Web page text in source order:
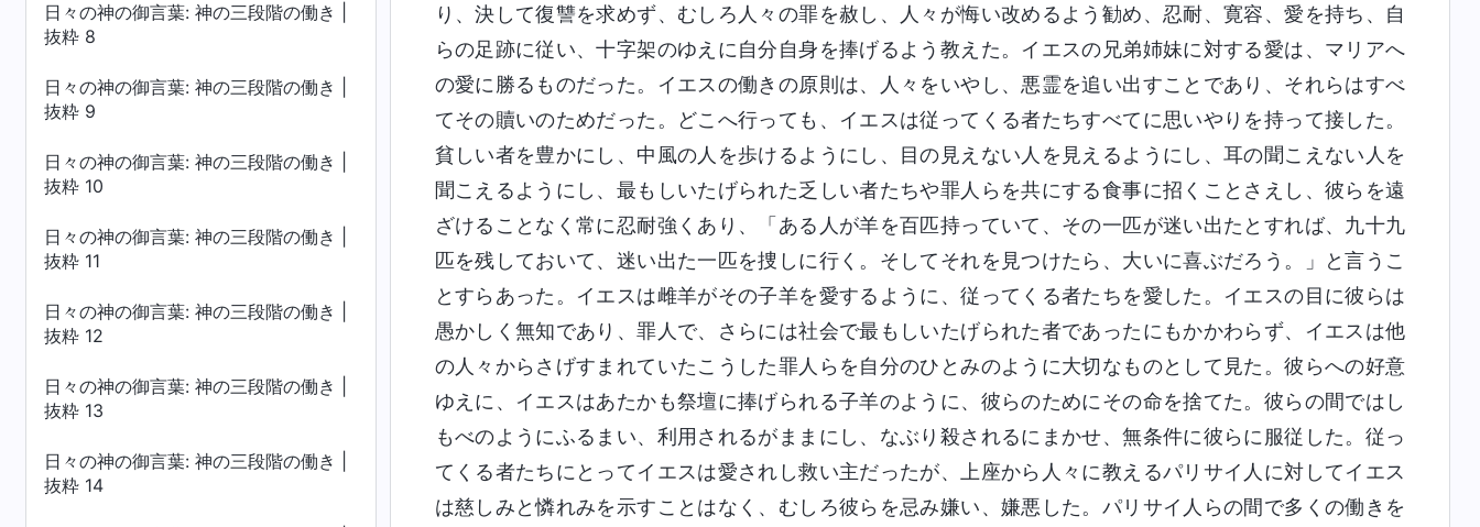
日々の神の御言葉: 神の三段階の働き |
抜粋 8
日々の神の御言葉: 神の三段階の働き |
抜粋 9
日々の神の御言葉: 神の三段階の働き |
抜粋 10
日々の神の御言葉: 神の三段階の働き |
抜粋 11
日々の神の御言葉: 神の三段階の働き |
抜粋 12
日々の神の御言葉: 神の三段階の働き |
抜粋 13
日々の神の御言葉: 神の三段階の働き |
抜粋 14
り、決して復讐を求めず、むしろ人々の罪を赦し、人々が悔い改めるよう勧め、忍耐、寛容、愛を持ち、自
らの足跡に従い、十字架のゆえに自分自身を捧げるよう教えた。イエスの兄弟姉妹に対する愛は、マリアへ
の愛に勝るものだった。イエスの働きの原則は、人々をいやし、悪霊を追い出すことであり、それらはすべ
てその贖いのためだった。どこへ行っても、イエスは従ってくる者たちすべてに思いやりを持って接した。
貧しい者を豊かにし、中風の人を歩けるようにし、目の見えない人を見えるようにし、耳の聞こえない人を
聞こえるようにし、最もしいたげられた乏しい者たちや罪人らを共にする食事に招くことさえし、彼らを遠
ざけることなく常に忍耐強くあり、「ある人が羊を百匹持っていて、その一匹が迷い出たとすれば、九十九
匹を残しておいて、迷い出た一匹を捜しに行く。そしてそれを見つけたら、大いに喜ぶだろう。」と言うこ
とすらあった。イエスは雌羊がその子羊を愛するように、従ってくる者たちを愛した。イエスの目に彼らは
愚かしく無知であり、罪人で、さらには社会で最もしいたげられた者であったにもかかわらず、イエスは他
の人々からさげすまれていたこうした罪人らを自分のひとみのように大切なものとして見た。彼らへの好意
ゆえに、イエスはあたかも祭壇に捧げられる子羊のように、彼らのためにその命を捨てた。彼らの間ではし
もべのようにふるまい、利用されるがままにし、なぶり殺されるにまかせ、無条件に彼らに服従した。従っ
てくる者たちにとってイエスは愛されし救い主だったが、上座から人々に教えるパリサイ人に対してイエス
は慈しみと憐れみを示すことはなく、むしろ彼らを忌み嫌い、嫌悪した。パリサイ人らの間で多くの働きを